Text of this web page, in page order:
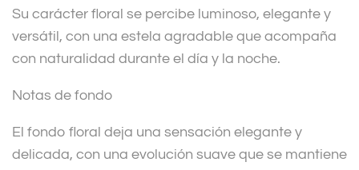
Su carácter floral se percibe luminoso, elegante y
versátil, con una estela agradable que acompaña
con naturalidad durante el día y la noche.
Notas de fondo
El fondo floral deja una sensación elegante y
delicada, con una evolución suave que se mantiene